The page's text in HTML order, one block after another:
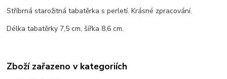
Stříbrná starožitná tabatěrka s perletí. Krásné zpracování.
Délka tabatěrky 7,5 cm, šířka 8,6 cm.
Zboží zařazeno v kategoriích